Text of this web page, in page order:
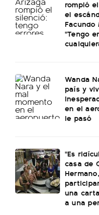
rompió
el
Facundo
"Tengo
Wanda
país y
en el
le pasó
"Es
casa de
una
a una